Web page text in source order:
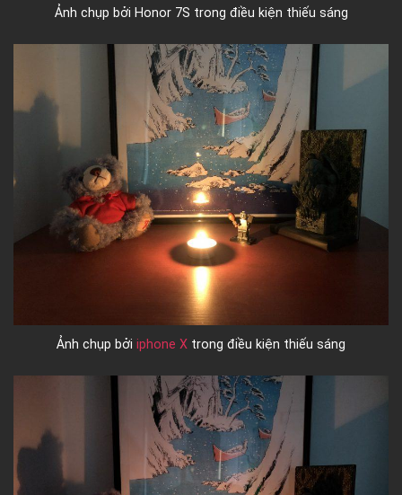
Ảnh chụp bởi Honor 7S trong điều kiện thiếu sáng
Ảnh chụp bởi iphone X trong điều kiện thiếu sáng